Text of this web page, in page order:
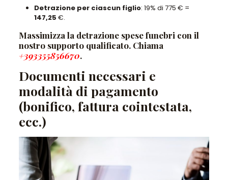
Detrazione per ciascun figlio: 19% di 775 € =
147,25 €.
Massimizza la detrazione spese funebri con il
nostro supporto qualificato. Chiama
+393355856670.
Documenti necessari e
modalità di pagamento
(bonifico, fattura cointestata,
ecc.)